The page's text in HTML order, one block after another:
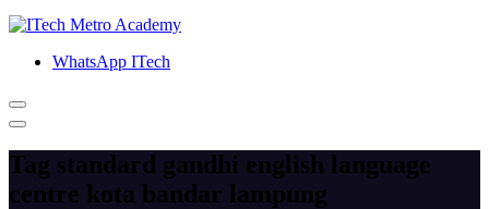
WhatsApp ITech
Tag standard gandhi english language
centre kota bandar lampung